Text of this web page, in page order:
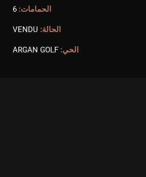
الحمامات: 6
الحالة: VENDU
الحي: ARGAN GOLF